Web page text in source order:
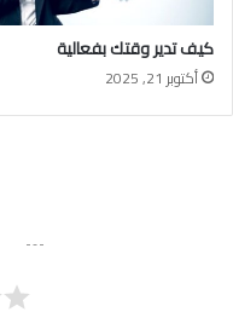
كيف تدير وقتك بفعالية
أكتوبر 21, 2025